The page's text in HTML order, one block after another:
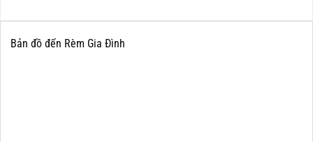
Bản đồ đến Rèm Gia Đình